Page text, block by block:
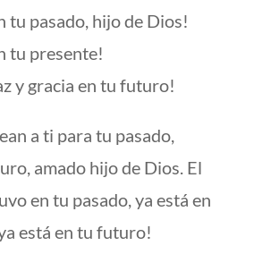
tu pasado, hijo de Dios!
tu presente!
y gracia en tu futuro!
a ti para tu pasado,
amado hijo de Dios. El
en tu pasado, ya está en
está en tu futuro!